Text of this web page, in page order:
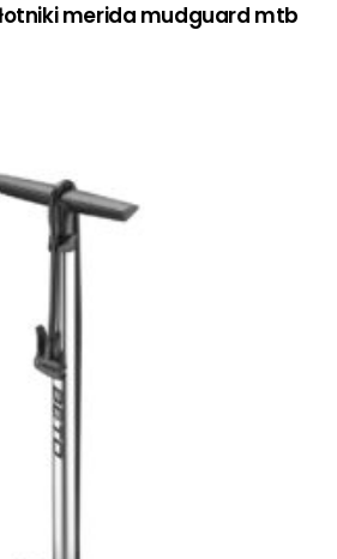
merida mudguard mtb